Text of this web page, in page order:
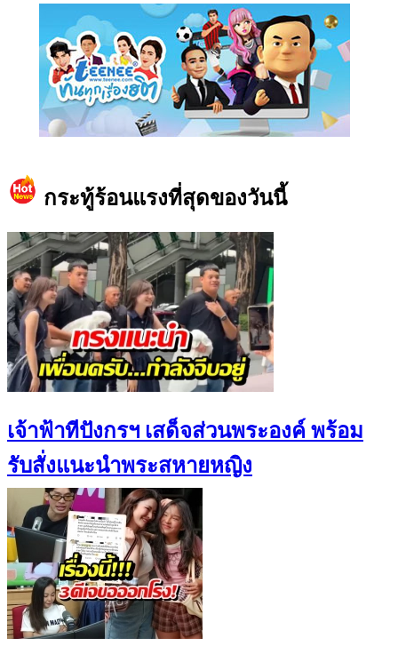
กระทู้ร้อนแรงที่สุดของวันนี้
เจ้าฟ้าทีปังกรฯ เสด็จส่วนพระองค์ พร้อม
รับสั่งแนะนำพระสหายหญิง